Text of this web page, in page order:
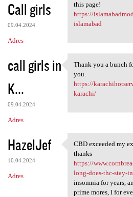
Call girls
09.04.2024
Adres
this page!
https://
islamabad
call girls in
K...
09.04.2024
Adres
Thank you a
Thank you a bunch
you.
https://
karachi/
HazelJef
10.04.2024
Adres
CBD exceeded
CBD exceeded my
thanks
https://
long-does-thc-stay-
insomnia for years,
prime mores, I for